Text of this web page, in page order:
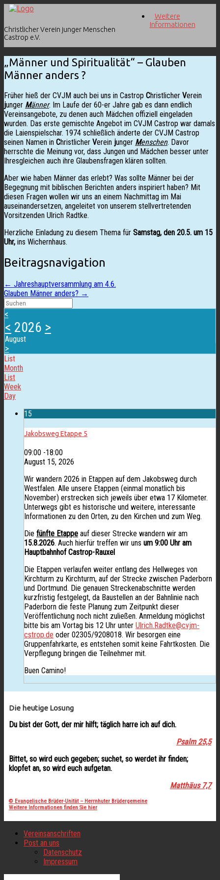
Zum
springen
Christlicher Verein junger Menschen
Castrop e.V.
Weitere
Informationen
„Männer und Spiritualität“ – Glauben
Männer anders ?
Früher hieß der CVJM auch bei uns in Castrop Christlicher Verein
junger Männer. Im Laufe der 60-er Jahre gab es dann endlich
Vereinsangebote, zu denen auch Mädchen offiziell eingeladen
wurden. Das erste gemischte Angebot im CVJM Castrop war damals
die Laienspielschar. 1974 schließlich änderte der CVJM Castrop
seinen Namen in Christlicher Verein junger Menschen. Davor
herrschte die Meinung vor, dass Jungen und Mädchen besser unter
Ihresgleichen auch ihre Glaubensfragen klären sollten.
Aber wie haben Männer das erlebt? Was sollte Männer bei der
Begegnung mit biblischen Berichten anders inspiriert haben? Mit
diesen Fragen wollen wir uns an einem Nachmittag im Mai
auseinandersetzen, angeleitet von unserem stellvertretenden
Vorsitzenden Ulrich Radtke.
Herzliche Einladung zu diesem Thema für Samstag, den 20.5. um 15
Uhr, ins Wichernhaus.
Beitragsnavigation
← Jahreshauptversammlung am 4.6.
Glauben Männer anders? →
Suchen
nach:
<
< 2026 >
August
>
List
Month
List
Week
Day
15
Jakobsweg Etappe 5
09:00 -18:00
August 15, 2026
Wir wandern 2026 in Etappen auf dem Jakobsweg durch
Westfalen. Alle unsere Etappen (einmal monatlich bis
November) erstrecken sich jeweils über etwa 17 Kilometer.
Unterwegs gibt es historische und weitere, interessante
Informationen zu den Orten, zu den Kirchen und zum Weg.
Die fünfte Etappe auf dieser Strecke wandern wir am
15.8.2026. Auch hierfür treffen wir uns um 9:00 Uhr am
Hauptbahnhof Castrop-Rauxel
Die Etappen verlaufen weiter entlang des Hellweges von
Kirchturm zu Kirchturm, auf der Strecke zwischen Paderborn
und Dortmund. Die genauen Streckenabschnitte werden
kurzfristig festgelegt, da Baustellen an der Bahnlinie nach
Paderborn die feste Planung zum Zeitpunkt dieser
Veröffentlichung noch nicht zuließen. Anmeldung möglichst
bitte bis am Vortag bis 12 Uhr unter Ulrich.Radtke@cvjm-
cstrop.de oder 02305/9208018. Wir besorgen eine
Gruppenfahrkarte, es entstehen somit keine Fahrtkosten. Die
Verpflegung bringen die Teilnehmer mit.
Buen Camino!
Die heutige Losung
Du bist der Gott, der mir hilft; täglich harre ich auf dich.
Psalm 25,5
Bittet, so wird euch gegeben; suchet, so werdet ihr finden;
klopfet an, so wird euch aufgetan.
Matthäus 7,7
© Evangelische Brüder-Unität – Herrnhuter Brüdergemeine
Weitere Informationen finden Sie hier
Vereinsanschriften
Post an uns
Datenschutz
Impressum